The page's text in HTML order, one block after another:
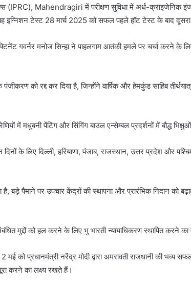
(IPRC), Mahendragiri में परीक्षण सुविधा में अर्ध-क्राइजेनिक
इग्निशन टेस्ट 28 मार्च 2025 को सफल पहले हॉट टेस्ट के बाद
गवर्नर मनोज सिन्हा ने पाहलगाम आतंकी हमले पर चर्चा करने के
को रद्द कर दिया है, जिन्होंने वार्षिक और हेमकुंड साहिब
में मधुबनी पेंटिंग और सिंगिंग बाउल एन्सेम्बल प्रदर्शनों में बौद्ध भिक्षुओं
के लिए दिल्ली, हरियाणा, पंजाब, राजस्थान, उत्तर प्रदेश और
बड़े पैमाने पर उपचार केंद्रों की स्थापना और प्रारंभिक निदान को
मुद्दों को हल करने के लिए भु भारती न्यायाधिकरण स्थापित करने
को प्रधानमंत्री नरेंद्र मोदी द्वारा अमरावती राजधानी की भव्य
करने का लक्ष्य रखते हैं।